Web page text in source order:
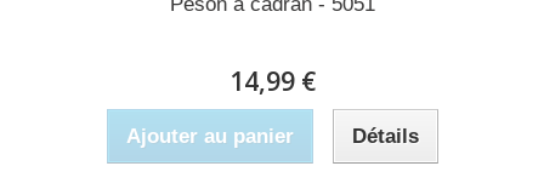
14,99 €
Ajouter au panier Détails